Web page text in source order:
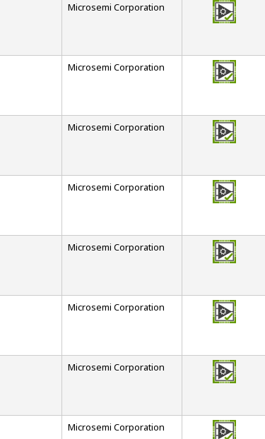
Microsemi Corporation
Microsemi Corporation
Microsemi Corporation
Microsemi Corporation
Microsemi Corporation
Microsemi Corporation
Microsemi Corporation
Microsemi Corporation